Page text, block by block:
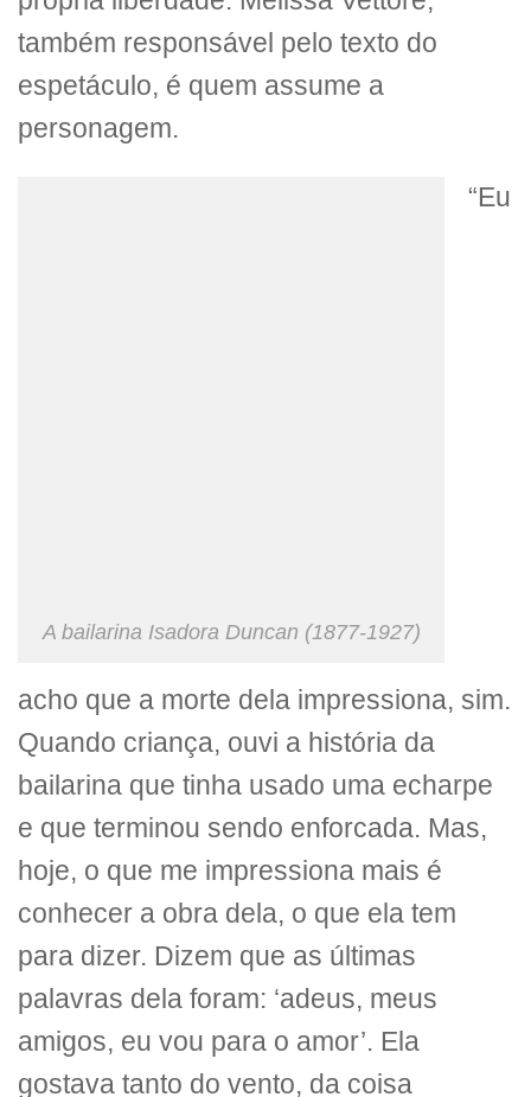
também responsável pelo texto do
espetáculo, é quem assume a
personagem.
A bailarina Isadora Duncan (1877-1927)
“Eu
acho que a morte dela impressiona, sim.
Quando criança, ouvi a história da
bailarina que tinha usado uma echarpe
e que terminou sendo enforcada. Mas,
hoje, o que me impressiona mais é
conhecer a obra dela, o que ela tem
para dizer. Dizem que as últimas
palavras dela foram: ‘adeus, meus
amigos, eu vou para o amor’. Ela
gostava tanto do vento, da coisa